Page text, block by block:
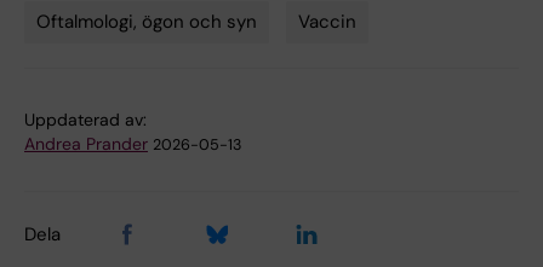
Oftalmologi, ögon och syn Vaccin
Uppdaterad av:
Andrea Prander 2026-05-13
Dela